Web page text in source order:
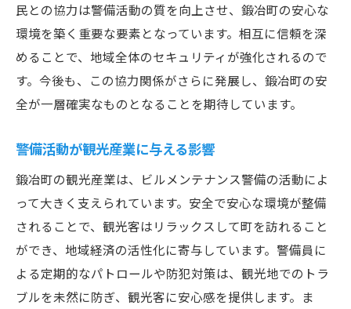
民との協力は警備活動の質を向上させ、鍛冶町の安心な
環境を築く重要な要素となっています。相互に信頼を深
めることで、地域全体のセキュリティが強化されるので
す。今後も、この協力関係がさらに発展し、鍛冶町の安
全が一層確実なものとなることを期待しています。
警備活動が観光産業に与える影響
鍛冶町の観光産業は、ビルメンテナンス警備の活動によ
って大きく支えられています。安全で安心な環境が整備
されることで、観光客はリラックスして町を訪れること
ができ、地域経済の活性化に寄与しています。警備員に
よる定期的なパトロールや防犯対策は、観光地でのトラ
ブルを未然に防ぎ、観光客に安心感を提供します。ま